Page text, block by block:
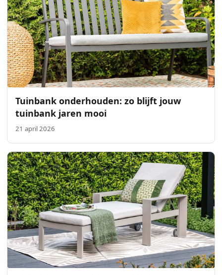
Tuinbank onderhouden: zo blijft jouw
tuinbank jaren mooi
21 april 2026